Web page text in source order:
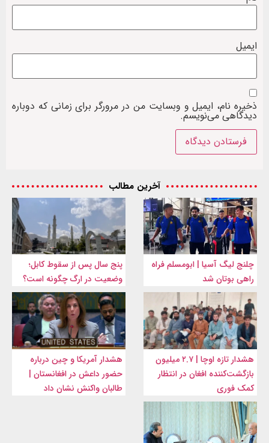
ایمیل
ذخیره نام، ایمیل و وبسایت من در مرورگر برای زمانی که دوباره
دیدگاهی می‌نویسم.
آخرین مطالب
چلنج لیگ آسیا | ابومسلم فراه
راهی بوتان شد
پنج سال پس از سقوط کابل؛
وضعیت در ارگ چگونه است؟
هشدار تازه اوچا | ۲.۷ میلیون
بازگشت‌کننده افغان در انتظار
کمک فوری
هشدار آمریکا و چین درباره
حضور داعش در افغانستان |
طالبان واکنش نشان داد